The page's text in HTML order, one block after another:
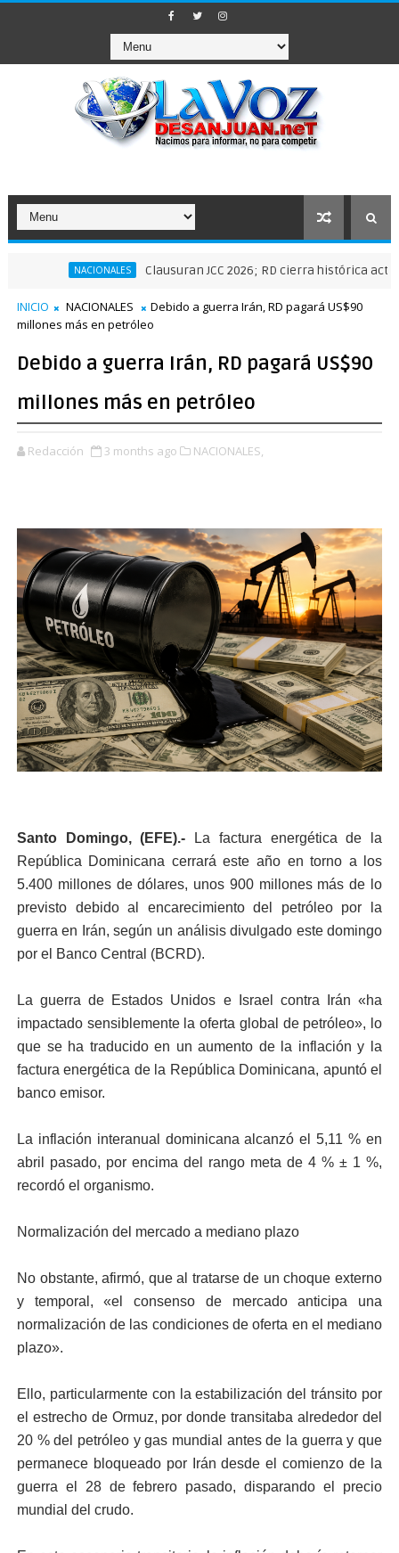
NACIONALES Clausuran JCC 2026; RD cierra histórica actuación
INICIO NACIONALES
Debido a guerra Irán, RD pagará US$90
millones más en petróleo
Debido a guerra Irán, RD pagará US$90
millones más en petróleo
Redacción 3 months ago NACIONALES,
Santo Domingo, (EFE).-
La factura energética de la
República Dominicana cerrará este año en torno a los
5.400 millones de dólares, unos 900 millones más de lo
previsto debido al encarecimiento del petróleo por la
guerra en Irán, según un análisis divulgado este domingo
por el Banco Central (BCRD).
La guerra de Estados Unidos e Israel contra Irán «ha
impactado sensiblemente la oferta global de petróleo», lo
que se ha traducido en un aumento de la inflación y la
factura energética de la República Dominicana, apuntó el
banco emisor.
La inflación interanual dominicana alcanzó el 5,11 % en
abril pasado, por encima del rango meta de 4 % ± 1 %,
recordó el organismo.
Normalización del mercado a mediano plazo
No obstante, afirmó, que al tratarse de un choque externo
y temporal, «el consenso de mercado anticipa una
normalización de las condiciones de oferta en el mediano
plazo».
Ello, particularmente con la estabilización del tránsito por
el estrecho de Ormuz, por donde transitaba alrededor del
20 % del petróleo y gas mundial antes de la guerra y que
permanece bloqueado por Irán desde el comienzo de la
guerra el 28 de febrero pasado, disparando el precio
mundial del crudo.